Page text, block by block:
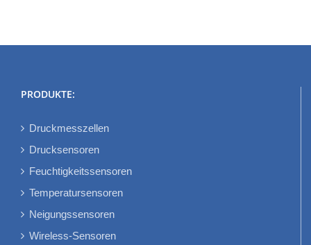
PRODUKTE:
Druckmesszellen
Drucksensoren
Feuchtigkeitssensoren
Temperatursensoren
Neigungssensoren
Wireless-Sensoren